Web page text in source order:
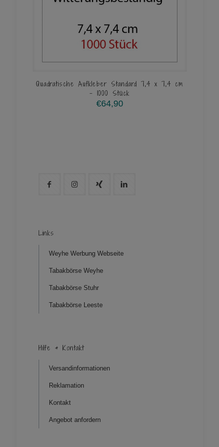
Quadratische Aufkleber Standard 7,4 x 7,4 cm
– 1000 Stück
€64,90
Links
Weyhe Werbung Webseite
Tabakbörse Weyhe
Tabakbörse Stuhr
Tabakbörse Leeste
Hilfe & Kontakt
Versandinformationen
Reklamation
Kontakt
Angebot anfordern